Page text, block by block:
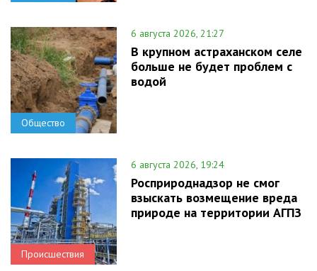
Общество
6 августа 2026, 21:27
В крупном астраханском селе
больше не будет проблем с
водой
Происшествия
6 августа 2026, 19:24
Росприроднадзор не смог
взыскать возмещение вреда
природе на территории АГПЗ